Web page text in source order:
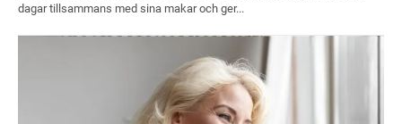
dagar tillsammans med sina makar och ger...